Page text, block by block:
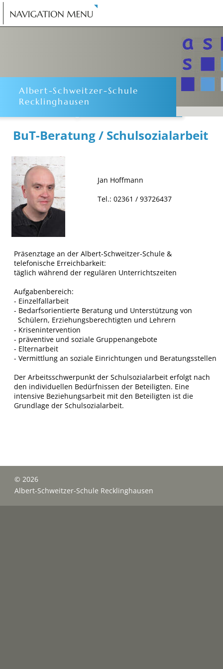
© 2026
Albert-Schweitzer-Schule Recklinghausen
Albert-Schweitzer-Schule
Recklinghausen
BuT-Beratung / Schulsozialarbeit
Jan Hoffmann
Tel.: 02361 / 93726437
Präsenztage an der Albert-Schweitzer-Schule &
telefonische Erreichbarkeit:
täglich während der regulären Unterrichtszeiten
Aufgabenbereich:
- Einzelfallarbeit
- Bedarfsorientierte Beratung und Unterstützung von
  Schülern, Erziehungsberechtigten und Lehrern
- Krisenintervention
- präventive und soziale Gruppenangebote
- Elternarbeit
- Vermittlung an soziale Einrichtungen und Beratungsstellen
Der Arbeitsschwerpunkt der Schulsozialarbeit erfolgt nach
den individuellen Bedürfnissen der Beteiligten. Eine
intensive Beziehungsarbeit mit den Beteiligten ist die
Grundlage der Schulsozialarbeit.